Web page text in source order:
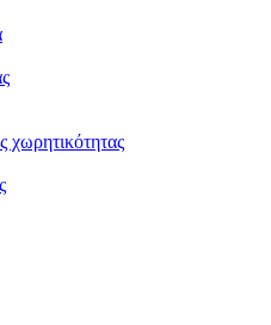
χωρητικότητας